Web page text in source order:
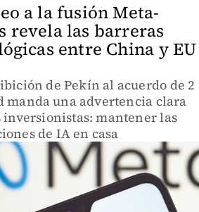
a la fusión Meta-
revela las barreras
entre China y EU
de Pekín al acuerdo de 2
manda una advertencia clara
inversionistas: mantener las
de IA en casa